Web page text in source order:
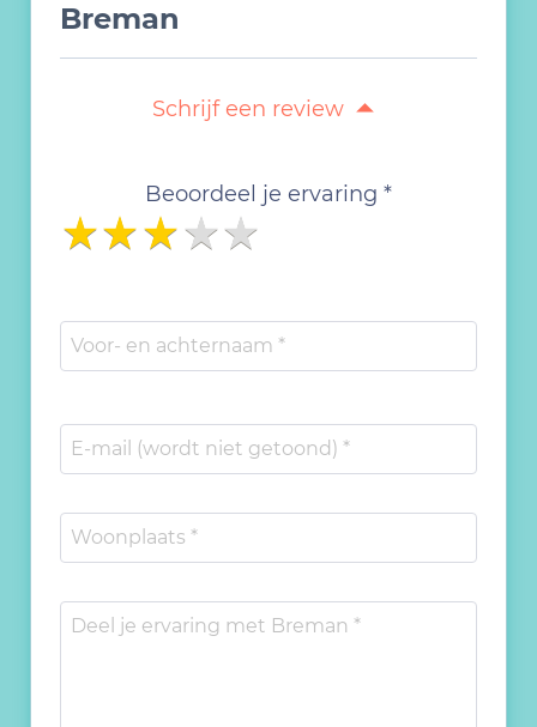
Breman
Schrijf een review
Beoordeel je ervaring *